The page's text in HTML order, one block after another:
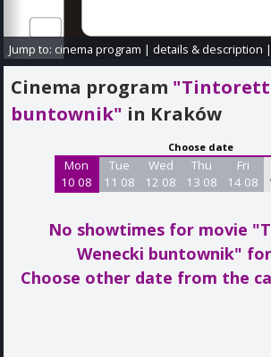
Jump to: cinema program |details & description
Cinema program
buntownik" in Kraków
Choose date
Mon
10 08
Tue
11 08
Wed
12 08
Thu
13 08
Fri
14 08
No showtimes for movie
Wenecki buntownik"
Choose other date from the